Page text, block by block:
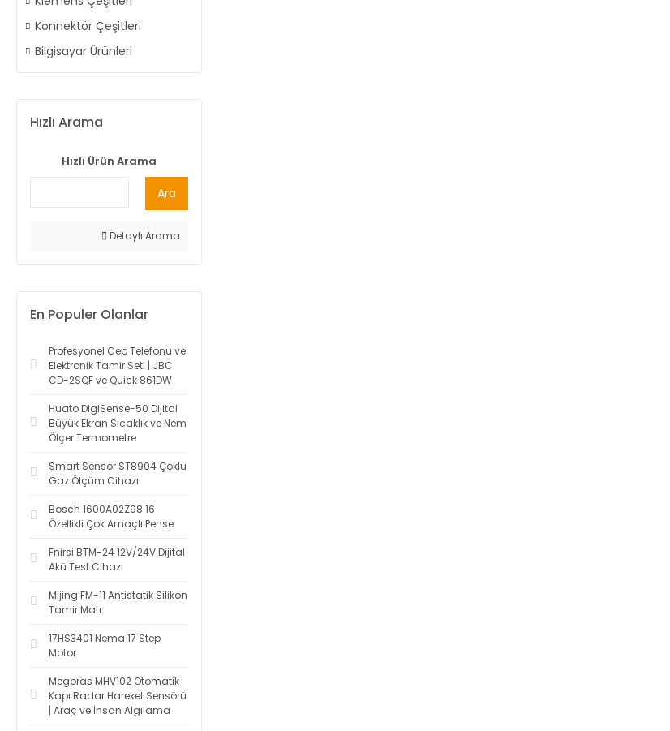
Konnektör Çeşitleri
Bilgisayar Ürünleri
Hızlı Arama
Hızlı Ürün Arama
Ara
Detaylı Arama
En Populer Olanlar
Profesyonel Cep Telefonu ve
Elektronik Tamir Seti | JBC
CD-2SQF ve Quick 861DW
Huato DigiSense-50 Dijital
Büyük Ekran Sıcaklık ve Nem
Ölçer Termometre
Smart Sensor ST8904 Çoklu
Gaz Ölçüm Cihazı
Bosch 1600A02Z98 16
Özellikli Çok Amaçlı Pense
Fnirsi BTM-24 12V/24V Dijital
Akü Test Cihazı
Mijing FM-11 Antistatik Silikon
Tamir Matı
17HS3401 Nema 17 Step
Motor
Megoras MHV102 Otomatik
Kapı Radar Hareket Sensörü
| Araç ve İnsan Algılama